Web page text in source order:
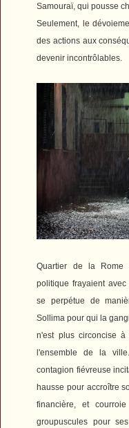
Samouraï, qui pousse
Seulement, le
des actions aux
devenir incontrôlables.
Quartier de la Rome
politique frayaient
se perpétue de
Sollima pour qui la
n'est plus circoncise à
l'ensemble de la ville
contagion fiévreuse
hausse pour accroître
financière, et c
groupuscules pour